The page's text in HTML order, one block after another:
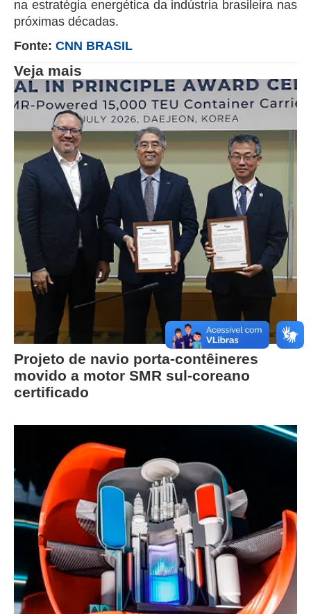
Veja mais
Projeto de navio porta-contêineres
movido a motor SMR sul-coreano
certificado
na estratégia energética da indústria brasileira nas
próximas décadas.
Fonte: CNN BRASIL